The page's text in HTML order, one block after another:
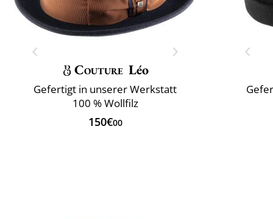
Couture Léo
Gefertigt in unserer Werkstatt
100 % Wollfilz
150€00